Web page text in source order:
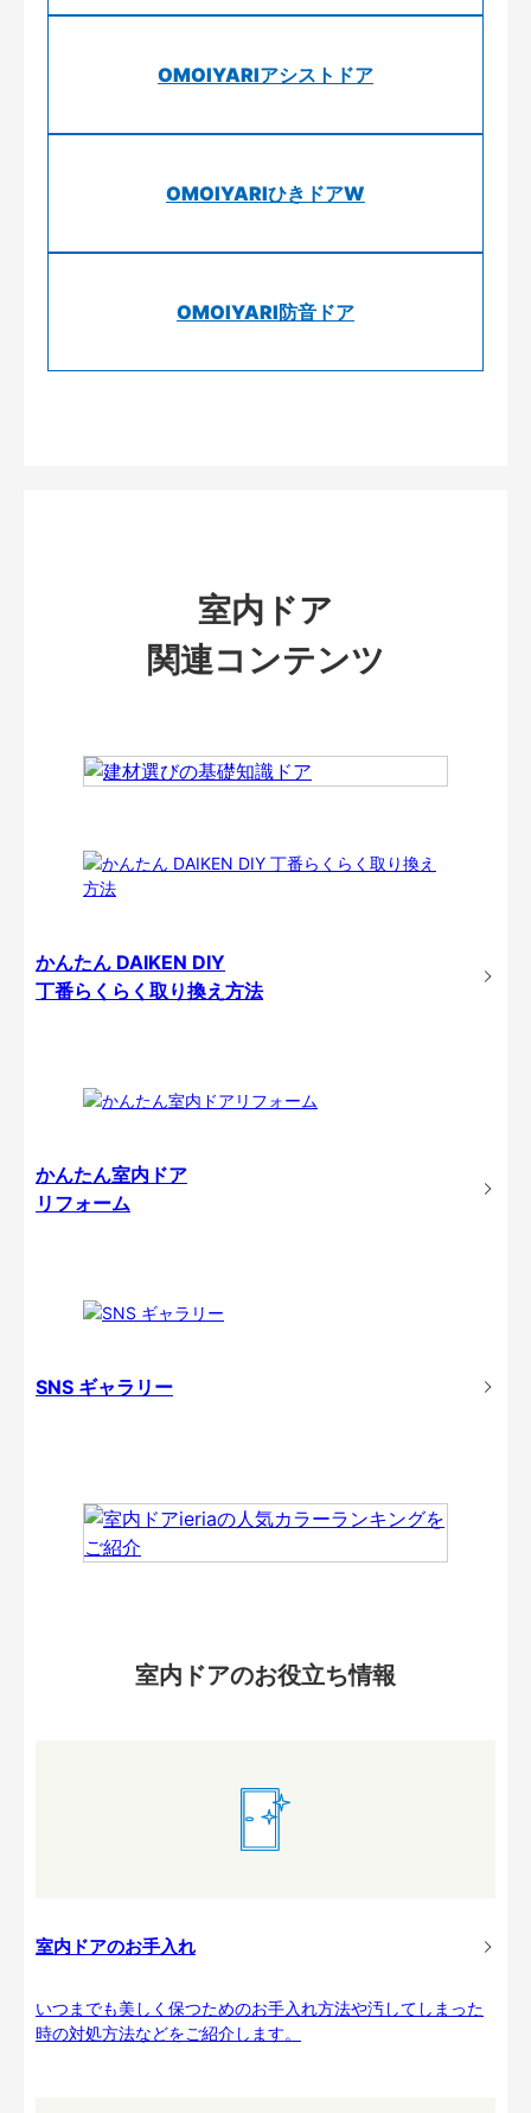
OMOIYARIアシストドア
OMOIYARIひきドアW
OMOIYARI防音ドア
室内ドア
関連コンテンツ
かんたん DAIKEN DIY
丁番らくらく取り換え方法
かんたん室内ドア
リフォーム
SNS ギャラリー
室内ドアのお役立ち情報
室内ドアのお手入れ
いつまでも美しく保つためのお手入れ方法や汚してしまった
時の対処方法などをご紹介します。